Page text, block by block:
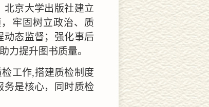
北京大学出版社建立
牢固树立政治、质
动态监督；强化事后
力提升图书质量。
工作,搭建质检制度
务是核心，同时质检